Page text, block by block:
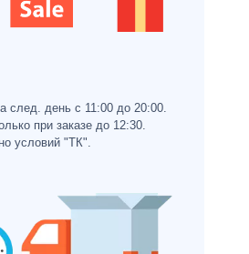
след. день с 11:00 до 20:00.
при заказе до 12:30.
условий "ТК".